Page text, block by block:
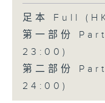
足本 Full
第一部份
23:00)
第二部份
24:00)